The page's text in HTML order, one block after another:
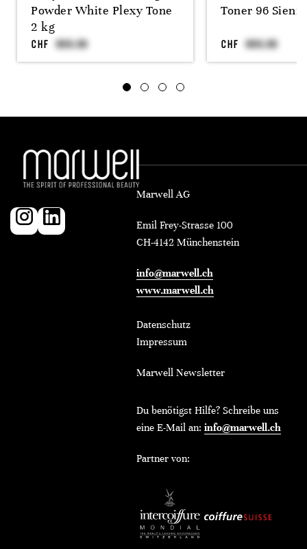
Powder White Plexy Tone
2 kg
CHF
Toner 96
CHF
Marwell AG
Emil Frey-Strasse 100
CH-4142 Münchenstein
info@marwell.ch
www.marwell.ch
Datenschutz
Impressum
Marwell Newsletter
Du benötigst Hilfe? Schreibe uns
eine E-Mail an: info@marwell.ch
Partner von: